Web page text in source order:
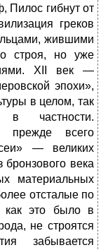
Пилос гибнут от
греков
жившими
строя, но уже
XII век —
эпохи»,
в целом, так
в частности.
прежде всего
— великих
бронзового века
материальных
отсталые по
как это было в
не строятся
забывается